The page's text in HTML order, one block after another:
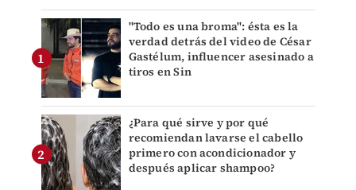
"Todo es una broma": ésta es la
verdad detrás del video de César
Gastélum, influencer asesinado a
tiros en Sin
¿Para qué sirve y por qué
recomiendan lavarse el cabello
primero con acondicionador y
después aplicar shampoo?